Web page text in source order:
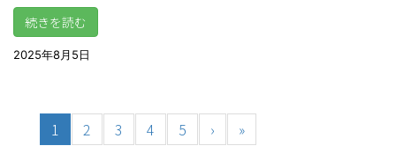
続きを読む
2025年8月5日
1 2 3 4 5 › »